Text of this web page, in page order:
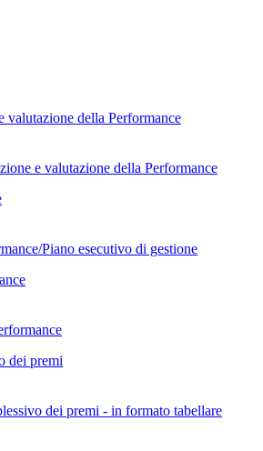
valutazione della Performance
e valutazione della Performance
Piano esecutivo di gestione
dei premi
dei premi - in formato tabellare